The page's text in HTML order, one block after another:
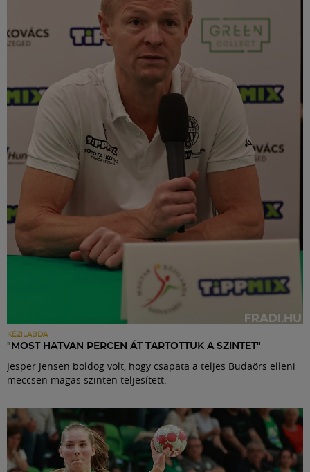
KÉZILABDA
"MOST HATVAN PERCEN ÁT TARTOTTUK A SZINTET"
Jesper Jensen boldog volt, hogy csapata a teljes Budaörs elleni
meccsen magas szinten teljesített.